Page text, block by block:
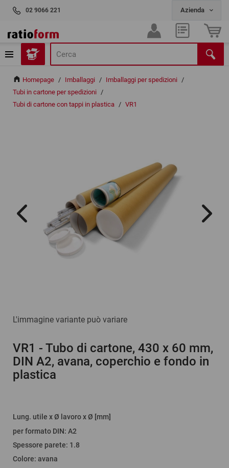
02 9066 221
Homepage / Imballaggi / Imballaggi per spedizioni /
Tubi in cartone per spedizioni /
Tubi di cartone con tappi in plastica / VR1
L'immagine variante può variare
VR1 - Tubo di cartone, 430 x 60 mm,
DIN A2, avana, coperchio e fondo in
plastica
Lung. utile x Ø lavoro x Ø [mm]
per formato DIN: A2
Spessore parete: 1.8
Colore: avana